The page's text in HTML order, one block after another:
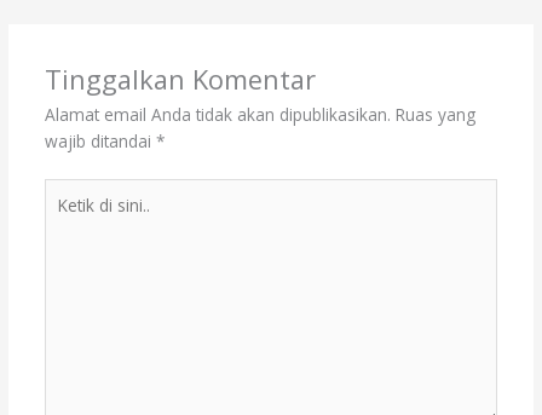
Tinggalkan Komentar
Alamat email Anda tidak akan dipublikasikan. Ruas yang
wajib ditandai *